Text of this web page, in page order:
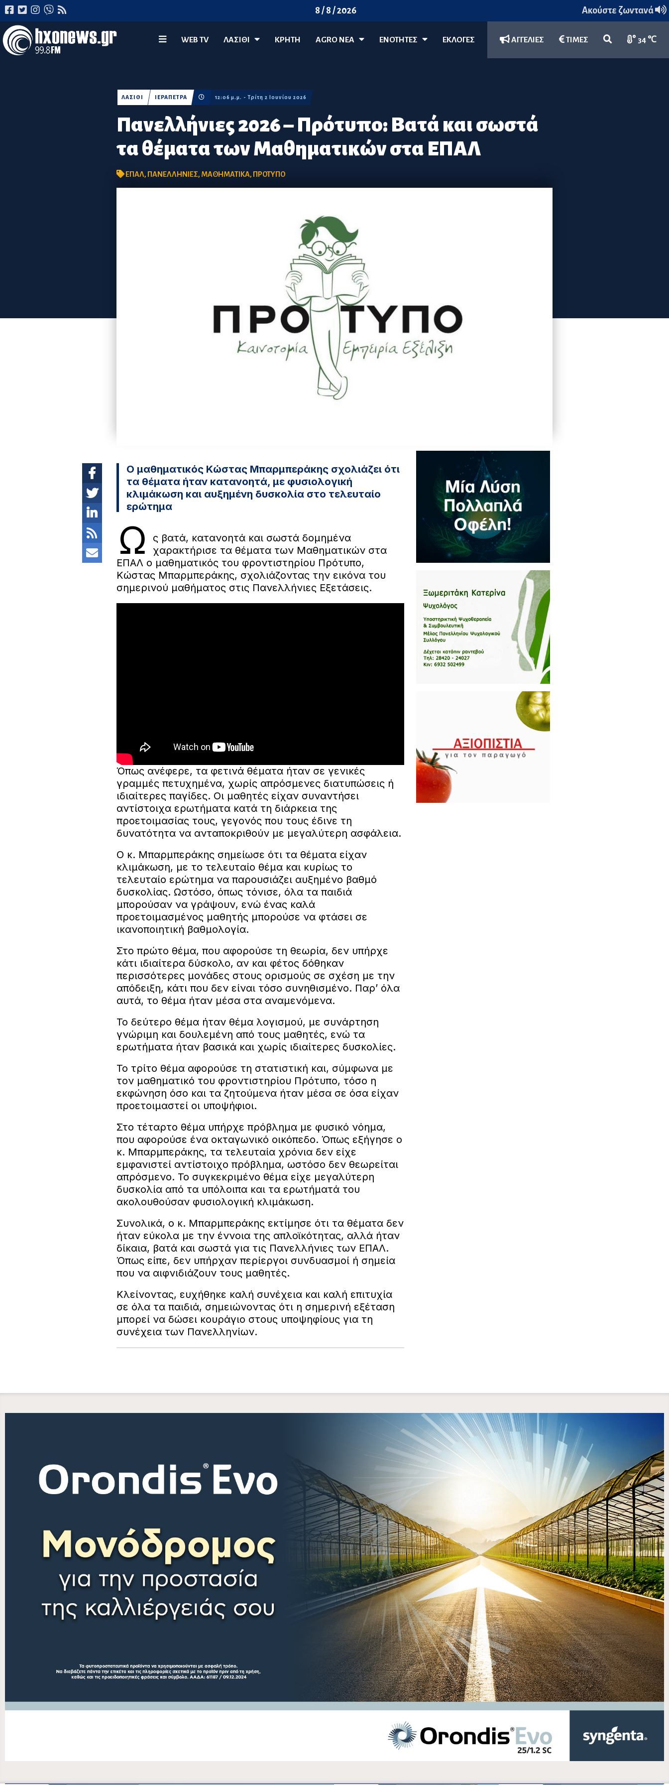
8 / 8 / 2026 Ακούστε ζωντανά
WEB TV ΛΑΣΊΘΙ ΚΡΗΤΗ AGRO ΝΈΑ ΕΝΟΤΗΤΕΣ ΕΚΛΟΓΕΣ ΑΓΓΕΛΙΕΣ ΤΙΜΕΣ 34 ℃
Πανελλήνιες 2026 – Πρότυπο: Βατά και σωστά
τα θέματα των Μαθηματικών στα ΕΠΑΛ
ΛΑΣΙΘΙ ΙΕΡΑΠΕΤΡΑ 12:06 μ.μ. - Τρίτη 2 Ιουνίου 2026
ΕΠΑΛ, ΠΑΝΕΛΛΗΝΙΕΣ, ΜΑΘΗΜΑΤΙΚΑ, ΠΡΟΤΥΠΟ
Ο μαθηματικός Κώστας Μπαρμπεράκης σχολιάζει ότι
τα θέματα ήταν κατανοητά, με φυσιολογική
κλιμάκωση και αυξημένη δυσκολία στο τελευταίο
ερώτημα
Ω
ς βατά, κατανοητά και σωστά δομημένα
χαρακτήρισε τα θέματα των Μαθηματικών στα
ΕΠΑΛ ο μαθηματικός του φροντιστηρίου Πρότυπο,
Κώστας Μπαρμπεράκης, σχολιάζοντας την εικόνα του
σημερινού μαθήματος στις Πανελλήνιες Εξετάσεις.
Όπως ανέφερε, τα φετινά θέματα ήταν σε γενικές
γραμμές πετυχημένα, χωρίς απρόσμενες διατυπώσεις ή
ιδιαίτερες παγίδες. Οι μαθητές είχαν συναντήσει
αντίστοιχα ερωτήματα κατά τη διάρκεια της
προετοιμασίας τους, γεγονός που τους έδινε τη
δυνατότητα να ανταποκριθούν με μεγαλύτερη ασφάλεια.
Ο κ. Μπαρμπεράκης σημείωσε ότι τα θέματα είχαν
κλιμάκωση, με το τελευταίο θέμα και κυρίως το
τελευταίο ερώτημα να παρουσιάζει αυξημένο βαθμό
δυσκολίας. Ωστόσο, όπως τόνισε, όλα τα παιδιά
μπορούσαν να γράψουν, ενώ ένας καλά
προετοιμασμένος μαθητής μπορούσε να φτάσει σε
ικανοποιητική βαθμολογία.
Στο πρώτο θέμα, που αφορούσε τη θεωρία, δεν υπήρχε
κάτι ιδιαίτερα δύσκολο, αν και φέτος δόθηκαν
περισσότερες μονάδες στους ορισμούς σε σχέση με την
απόδειξη, κάτι που δεν είναι τόσο συνηθισμένο. Παρ’ όλα
αυτά, το θέμα ήταν μέσα στα αναμενόμενα.
Το δεύτερο θέμα ήταν θέμα λογισμού, με συνάρτηση
γνώριμη και δουλεμένη από τους μαθητές, ενώ τα
ερωτήματα ήταν βασικά και χωρίς ιδιαίτερες δυσκολίες.
Το τρίτο θέμα αφορούσε τη στατιστική και, σύμφωνα με
τον μαθηματικό του φροντιστηρίου Πρότυπο, τόσο η
εκφώνηση όσο και τα ζητούμενα ήταν μέσα σε όσα είχαν
προετοιμαστεί οι υποψήφιοι.
Στο τέταρτο θέμα υπήρχε πρόβλημα με φυσικό νόημα,
που αφορούσε ένα οκταγωνικό οικόπεδο. Όπως εξήγησε ο
κ. Μπαρμπεράκης, τα τελευταία χρόνια δεν είχε
εμφανιστεί αντίστοιχο πρόβλημα, ωστόσο δεν θεωρείται
απρόσμενο. Το συγκεκριμένο θέμα είχε μεγαλύτερη
δυσκολία από τα υπόλοιπα και τα ερωτήματά του
ακολουθούσαν φυσιολογική κλιμάκωση.
Συνολικά, ο κ. Μπαρμπεράκης εκτίμησε ότι τα θέματα δεν
ήταν εύκολα με την έννοια της απλοϊκότητας, αλλά ήταν
δίκαια, βατά και σωστά για τις Πανελλήνιες των ΕΠΑΛ.
Όπως είπε, δεν υπήρχαν περίεργοι συνδυασμοί ή σημεία
που να αιφνιδιάζουν τους μαθητές.
Κλείνοντας, ευχήθηκε καλή συνέχεια και καλή επιτυχία
σε όλα τα παιδιά, σημειώνοντας ότι η σημερινή εξέταση
μπορεί να δώσει κουράγιο στους υποψηφίους για τη
συνέχεια των Πανελληνίων.